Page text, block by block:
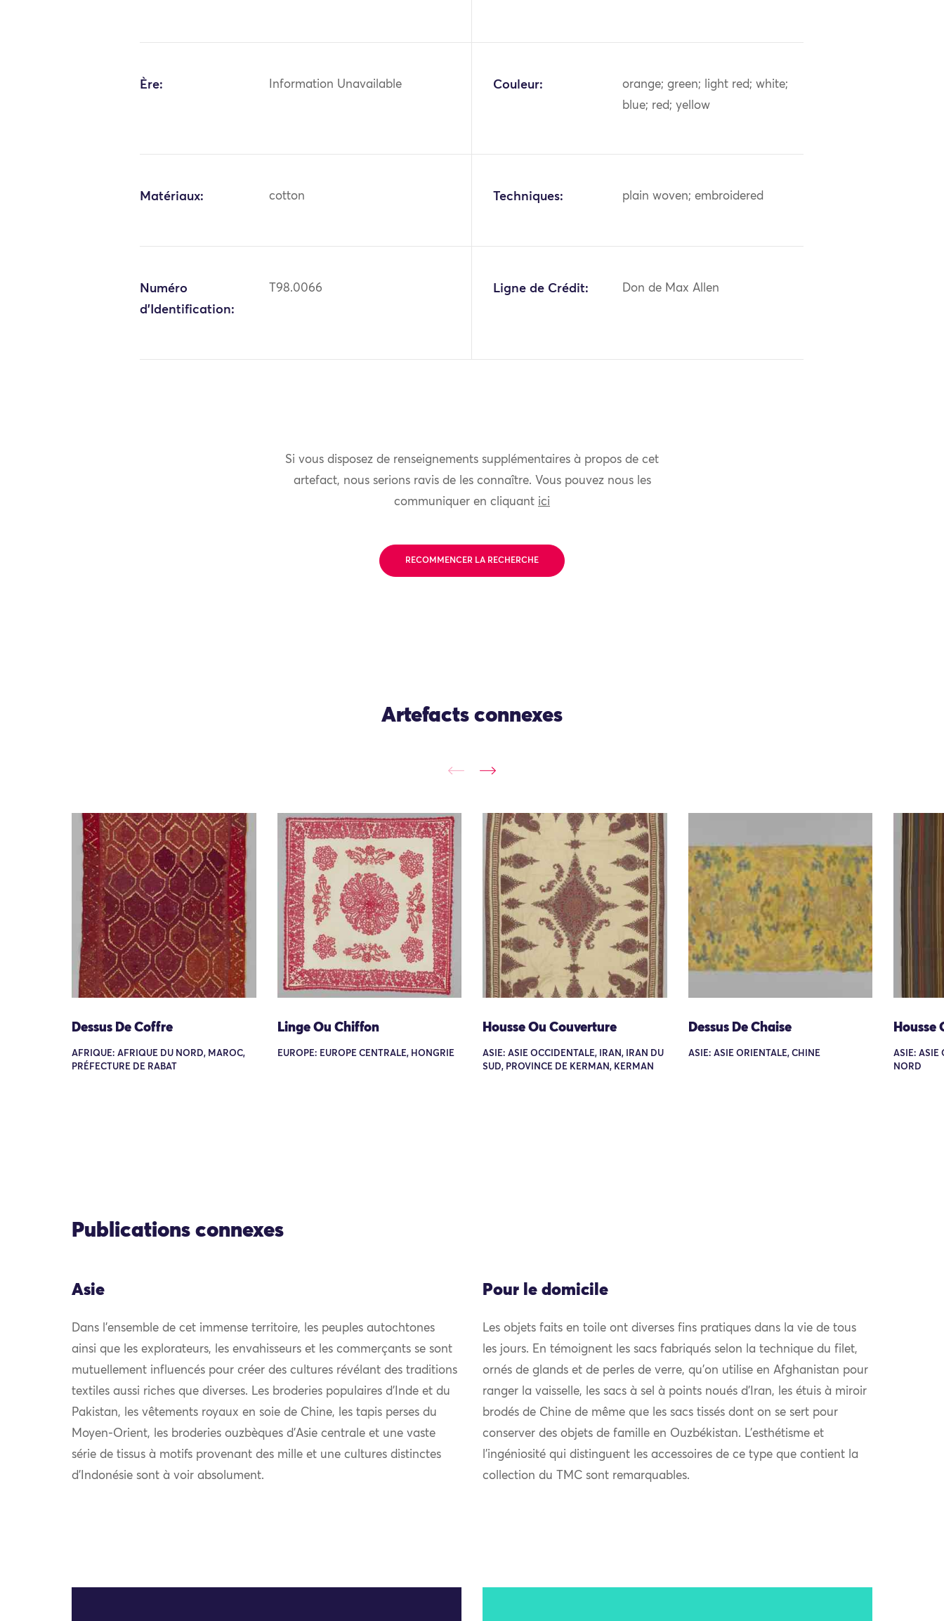
Ère: Information Unavailable Couleur:
orange; green; light red; white;
blue; red; yellow
Matériaux: cotton Techniques: plain woven; embroidered
Numéro
d'Identification:
T98.0066 Ligne de Crédit: Don de Max Allen
Si vous disposez de renseignements supplémentaires à propos de cet
artefact, nous serions ravis de les connaître. Vous pouvez nous les
communiquer en cliquant ici
RECOMMENCER LA RECHERCHE
Artefacts connexes
Dessus De Coffre
AFRIQUE: AFRIQUE DU NORD, MAROC,
PRÉFECTURE DE RABAT
Linge Ou Chiffon
EUROPE: EUROPE CENTRALE, HONGRIE
Housse Ou Couverture
ASIE: ASIE OCCIDENTALE, IRAN, IRAN DU
SUD, PROVINCE DE KERMAN, KERMAN
Dessus De Chaise
ASIE: ASIE ORIENTALE, CHINE
Housse
ASIE: ASIE
NORD
Publications connexes
Asie
Dans l’ensemble de cet immense territoire, les peuples autochtones
ainsi que les explorateurs, les envahisseurs et les commerçants se sont
mutuellement influencés pour créer des cultures révélant des traditions
textiles aussi riches que diverses. Les broderies populaires d’Inde et du
Pakistan, les vêtements royaux en soie de Chine, les tapis perses du
Moyen-Orient, les broderies ouzbèques d’Asie centrale et une vaste
série de tissus à motifs provenant des mille et une cultures distinctes
d’Indonésie sont à voir absolument.
Pour le domicile
Les objets faits en toile ont diverses fins pratiques dans la vie de tous
les jours. En témoignent les sacs fabriqués selon la technique du filet,
ornés de glands et de perles de verre, qu’on utilise en Afghanistan pour
ranger la vaisselle, les sacs à sel à points noués d’Iran, les étuis à miroir
brodés de Chine de même que les sacs tissés dont on se sert pour
conserver des objets de famille en Ouzbékistan. L’esthétisme et
l’ingéniosité qui distinguent les accessoires de ce type que contient la
collection du TMC sont remarquables.